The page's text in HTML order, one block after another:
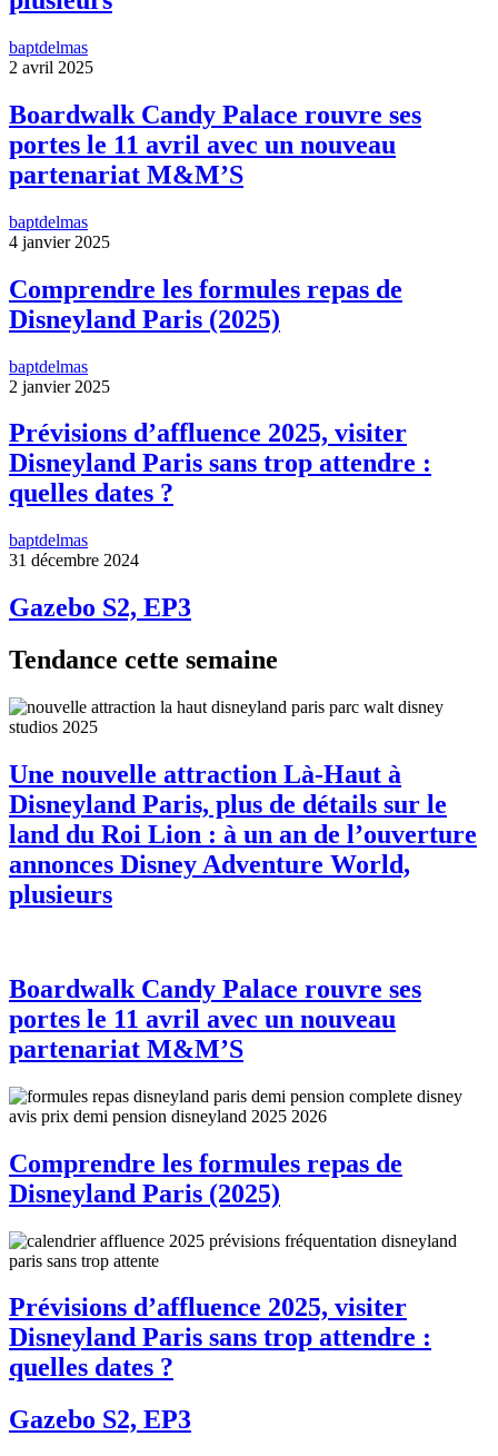
baptdelmas
2 avril 2025
Boardwalk Candy Palace rouvre ses
portes le 11 avril avec un nouveau
partenariat M&M’S
baptdelmas
4 janvier 2025
Comprendre les formules repas de
Disneyland Paris (2025)
baptdelmas
2 janvier 2025
Prévisions d’affluence 2025, visiter
Disneyland Paris sans trop attendre :
quelles dates ?
baptdelmas
31 décembre 2024
Gazebo S2, EP3
Tendance cette semaine
Une nouvelle attraction Là-Haut à
Disneyland Paris, plus de détails sur le
land du Roi Lion : à un an de l’ouverture
annonces Disney Adventure World,
plusieurs
Boardwalk Candy Palace rouvre ses
portes le 11 avril avec un nouveau
partenariat M&M’S
Comprendre les formules repas de
Disneyland Paris (2025)
Prévisions d’affluence 2025, visiter
Disneyland Paris sans trop attendre :
quelles dates ?
Gazebo S2, EP3